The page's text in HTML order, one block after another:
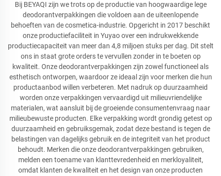
Bij BEYAQI zijn we trots op de productie van hoogwaardige lege
deodorantverpakkingen die voldoen aan de uiteenlopende
behoeften van de cosmetica-industrie. Opgericht in 2017 beschikt
onze productiefaciliteit in Yuyao over een indrukwekkende
productiecapaciteit van meer dan 4,8 miljoen stuks per dag. Dit stelt
ons in staat grote orders te vervullen zonder in te boeten op
kwaliteit. Onze deodorantverpakkingen zijn zowel functioneel als
esthetisch ontworpen, waardoor ze ideaal zijn voor merken die hun
productaanbod willen verbeteren. Met nadruk op duurzaamheid
worden onze verpakkingen vervaardigd uit milieuvriendelijke
materialen, wat aansluit bij de groeiende consumentenvraag naar
milieubewuste producten. Elke verpakking wordt grondig getest op
duurzaamheid en gebruiksgemak, zodat deze bestand is tegen de
belastingen van dagelijks gebruik en de integriteit van het product
behoudt. Merken die onze deodorantverpakkingen gebruiken,
melden een toename van klanttevredenheid en merkloyaliteit,
omdat klanten de kwaliteit en het design van onze producten